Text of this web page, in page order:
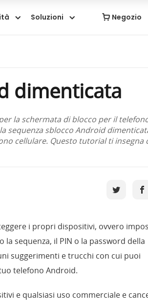
Negozio
Soluzioni
dimenticata
la schermata di blocco per il
sequenza sblocco Android
cellulare. Questo tutorial ti insegna
i propri dispositivi, ovvero
sequenza, il PIN o la password della
suggerimenti e trucchi con cui puoi
telefono Android.
e qualsiasi uso commerciale e